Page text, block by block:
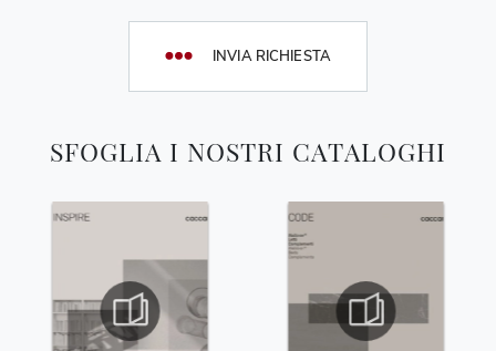
SFOGLIA I NOSTRI CATALOGHI
INVIA RICHIESTA